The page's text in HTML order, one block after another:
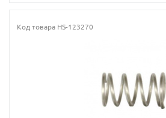
Код товара HS-123270